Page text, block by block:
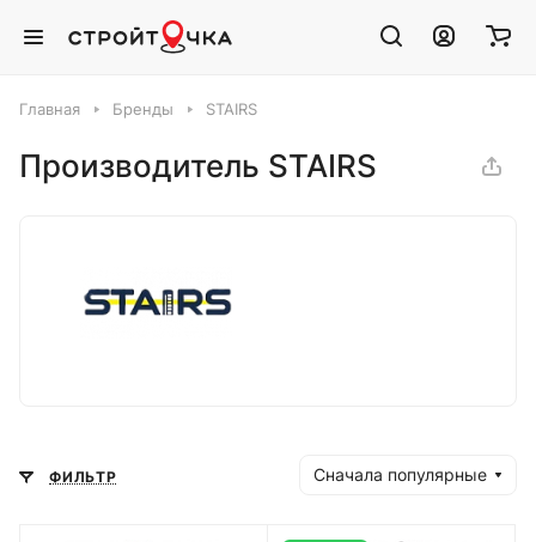
Главная Бренды STAIRS
Производитель STAIRS
ФИЛЬТР Сначала популярные